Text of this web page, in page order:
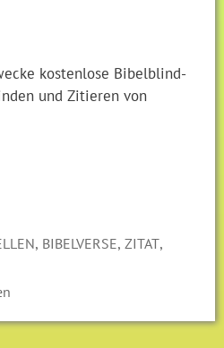
kostenlose Bibelblind-
und Zitieren von
, BIBELVERSE, ZITAT,